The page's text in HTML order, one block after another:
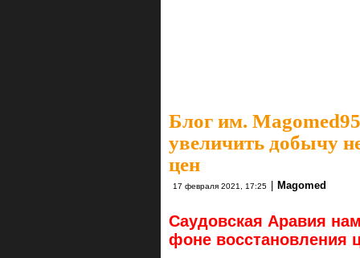
Блог им. Magomed95
увеличить добычу
цен
17 февраля 2021, 17:25 | Magomed
Саудовская Аравия
фоне восстановления